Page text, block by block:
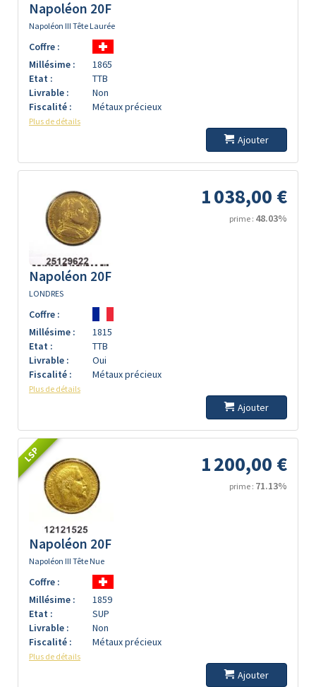
Napoléon 20F
Napoléon III Tête Laurée
Coffre :
Millésime :
1865
Etat :
TTB
Livrable :
Non
Fiscalité :
Métaux précieux
Plus de détails
Ajouter
1 038,00 €
prime : 48.03%
Napoléon 20F
LONDRES
Coffre :
Millésime :
1815
Etat :
TTB
Livrable :
Oui
Fiscalité :
Métaux précieux
Plus de détails
Ajouter
LSP 1 200,00 €
prime : 71.13%
Napoléon 20F
Napoléon III Tête Nue
Coffre :
Millésime :
1859
Etat :
SUP
Livrable :
Non
Fiscalité :
Métaux précieux
Plus de détails
Ajouter